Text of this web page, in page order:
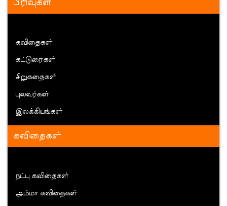
பிரிவுகள்
கவிதைகள்
கட்டுரைகள்
சிறுகதைகள்
புலவர்கள்
இலக்கியங்கள்
கவிதைகள்
நட்பு கவிதைகள்
அம்மா கவிதைகள்